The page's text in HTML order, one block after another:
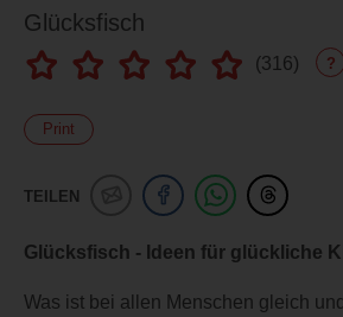
Glücksfisch
(316) ?
Print
TEILEN
Glücksfisch - Ideen für glückliche
Was ist bei allen Menschen gleich